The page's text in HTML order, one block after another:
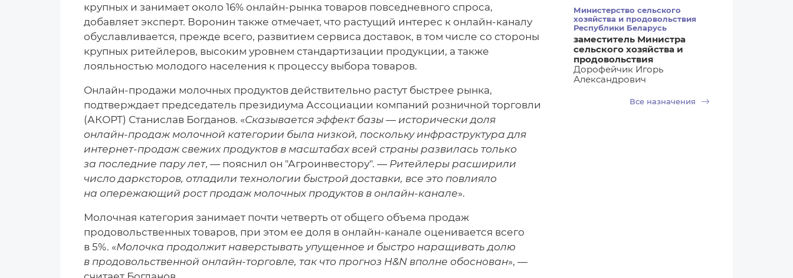
крупных и занимает около 16% онлайн-рынка товаров повседневного спроса,
добавляет эксперт. Воронин также отмечает, что растущий интерес к онлайн-каналу
обуславливается, прежде всего, развитием сервиса доставок, в том числе со стороны
крупных ритейлеров, высоким уровнем стандартизации продукции, а также
лояльностью молодого населения к процессу выбора товаров.
Онлайн-продажи молочных продуктов действительно растут быстрее рынка,
подтверждает председатель президиума Ассоциации компаний розничной торговли
(АКОРТ) Станислав Богданов. «Сказывается эффект базы — исторически доля
онлайн-продаж молочной категории была низкой, поскольку инфраструктура для
интернет-продаж свежих продуктов в масштабах всей страны развилась только
за последние пару лет, — пояснил он "Агроинвестору". — Ритейлеры расширили
число дарксторов, отладили технологии быстрой доставки, все это повлияло
на опережающий рост продаж молочных продуктов в онлайн-канале».
Молочная категория занимает почти четверть от общего объема продаж
продовольственных товаров, при этом ее доля в онлайн-канале оценивается всего
в 5%. «Молочка продолжит наверстывать упущенное и быстро наращивать долю
в продовольственной онлайн-торговле, так что прогноз H&N вполне обоснован», —
Министерство сельского
хозяйства и продовольствия
Республики Беларусь
заместитель Министра
сельского хозяйства и
продовольствия
Дорофейчик Игорь
Александрович
Все назначения